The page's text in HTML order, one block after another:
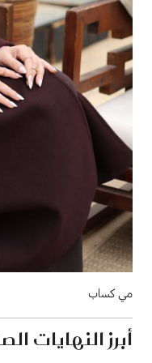
مي كساب
أبرز النهايات